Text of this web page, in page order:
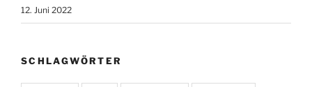
12. Juni 2022
SCHLAGWÖRTER